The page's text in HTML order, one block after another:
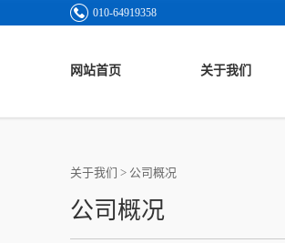
010-64919358
网站首页 关于我们
关于我们 > 公司概况
公司概况